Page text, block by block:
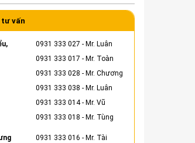
tư vấn
0931 333 027 - Mr. Luân
0931 333 017 - Mr. Toàn
0931 333 028 - Mr. Chương
0931 333 038 - Mr. Luân
0931 333 014- Mr. Vũ
0931 333 018 - Mr. Tùng
0931 333 016 - Mr. Tài